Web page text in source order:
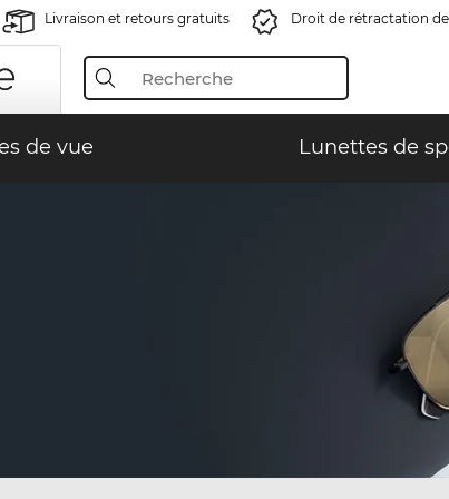
Livraison et retours gratuits Droit de rétractation
de vue Lunettes de